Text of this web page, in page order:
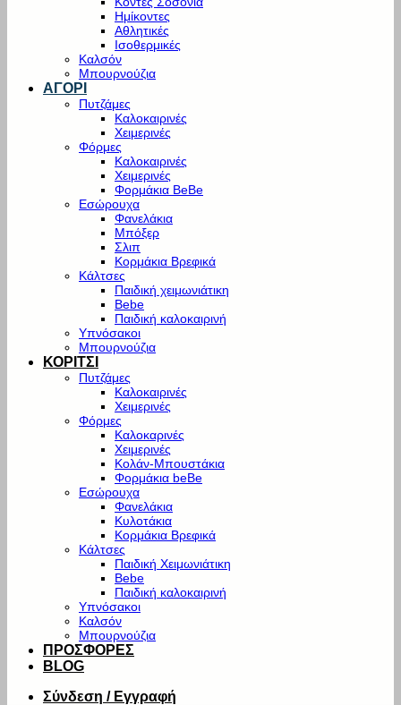
Ημίκοντες
Αθλητικές
Ισοθερμικές
Καλσόν
Μπουρνούζια
ΑΓΟΡΙ
Πυτζάμες
Καλοκαιρινές
Χειμερινές
Φόρμες
Καλοκαιρινές
Χειμερινές
Φορμάκια BeBe
Εσώρουχα
Φανελάκια
Μπόξερ
Σλιπ
Κορμάκια Βρεφικά
Κάλτσες
Παιδική χειμωνιάτικη
Bebe
Παιδική καλοκαιρινή
Υπνόσακοι
Μπουρνούζια
ΚΟΡΙΤΣΙ
Πυτζάμες
Καλοκαιρινές
Χειμερινές
Φόρμες
Καλοκαρινές
Χειμερινές
Κολάν-Μπουστάκια
Φορμάκια beBe
Εσώρουχα
Φανελάκια
Κυλοτάκια
Κορμάκια Βρεφικά
Κάλτσες
Παιδική Χειμωνιάτικη
Bebe
Παιδική καλοκαιρινή
Υπνόσακοι
Καλσόν
Μπουρνούζια
ΠΡΟΣΦΟΡΕΣ
BLOG
Σύνδεση / Εγγραφή